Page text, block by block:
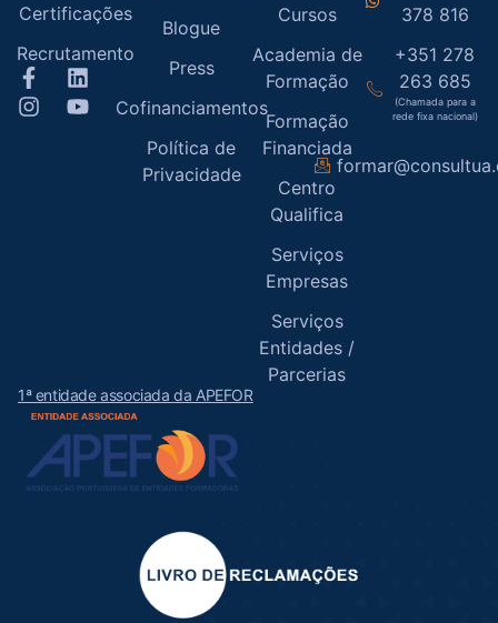
Certificações
Recrutamento
Blogue
Press
Cofinanciamentos
Política de
Privacidade
Cursos
Academia de
Formação
Formação
Financiada
Centro
Qualifica
Serviços
Empresas
Serviços
Entidades /
Parcerias
378 816
+351 278
263 685
(Chamada para a
rede fixa nacional)
1ª entidade associada da APEFOR